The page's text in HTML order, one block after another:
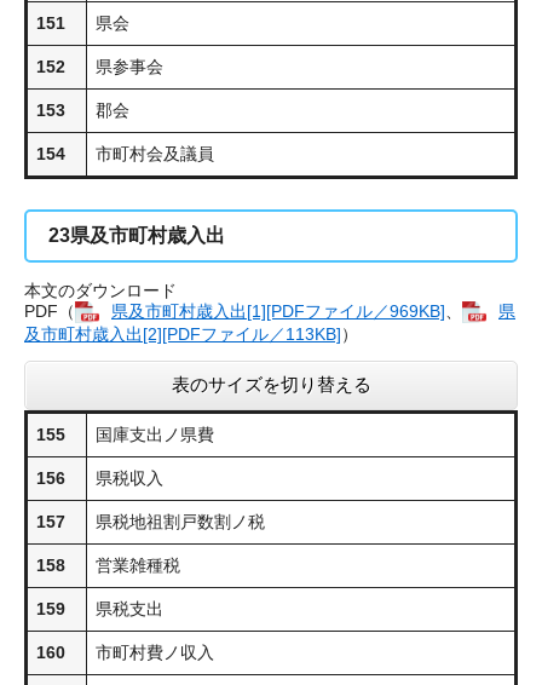
151 県会
152 県参事会
153 郡会
154 市町村会及議員
23県及市町村歳入出
本文のダウンロード
PDF（
県及市町村歳入出​[1][PDFファイル／969KB]
県
及市町村歳入出​[2][PDFファイル／113KB]）
表のサイズを切り替える
155 国庫支出ノ県費
156 県税収入
157 県税地祖割戸数割ノ税
158 営業雑種税
159 県税支出
160 市町村費ノ収入